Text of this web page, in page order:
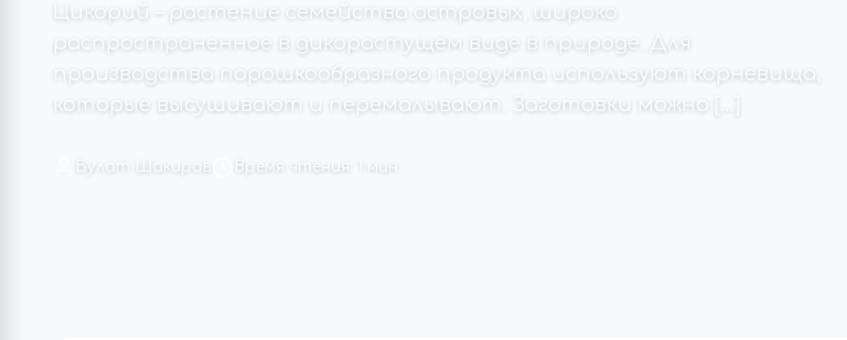
Цикорий – растение семейства астровых, широко
распространенное в дикорастущем виде в природе. Для
производства порошкообразного продукта используют корневища,
которые высушивают и перемалывают. Заготовки можно […]
Булат Шакиров Время чтения: 1 мин